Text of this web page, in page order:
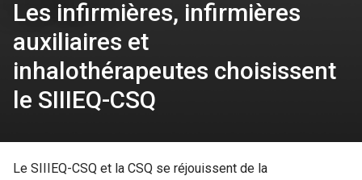
Les infirmières, infirmières
auxiliaires et
inhalothérapeutes choisissent
le SIIIEQ-CSQ
Le SIIIEQ-CSQ et la CSQ se réjouissent de la